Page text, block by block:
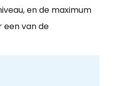
en de maximum
een van de